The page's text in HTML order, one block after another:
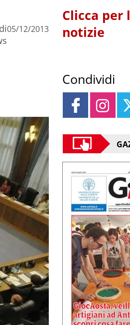
di05/12/2013
Clicca per
notizie
Condividi